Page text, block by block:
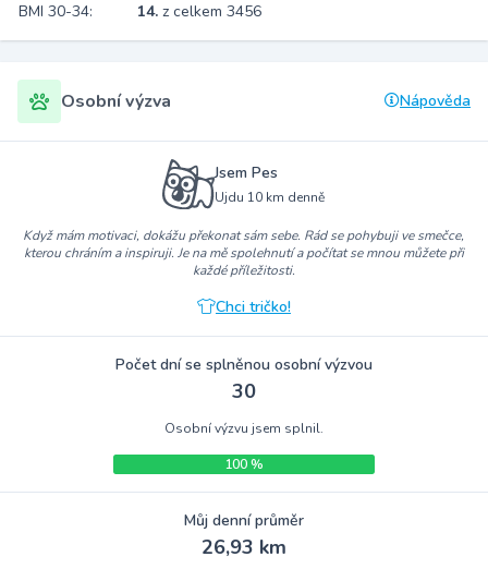
BMI 30-34:
14. z celkem 3456
Osobní výzva Nápověda
Jsem Pes
Ujdu 10 km denně
Když mám motivaci, dokážu překonat sám sebe. Rád se pohybuji ve smečce,
kterou chráním a inspiruji. Je na mě spolehnutí a počítat se mnou můžete při
každé příležitosti.
Chci tričko!
Počet dní se splněnou osobní výzvou
30
Osobní výzvu jsem splnil.
100 %
Můj denní průměr
26,93 km